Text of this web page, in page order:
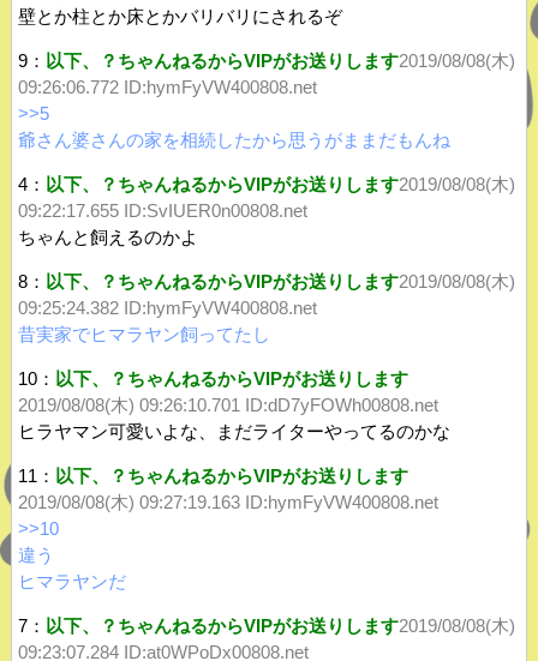
壁とか柱とか床とかバリバリにされるぞ
9： 以下、？ちゃんねるからVIPがお送りします2019/08/08(木)
09:26:06.772 ID:hymFyVW400808.net
>>5
爺さん婆さんの家を相続したから思うがままだもんね
4： 以下、？ちゃんねるからVIPがお送りします2019/08/08(木)
09:22:17.655 ID:SvIUER0n00808.net
ちゃんと飼えるのかよ
8： 以下、？ちゃんねるからVIPがお送りします2019/08/08(木)
09:25:24.382 ID:hymFyVW400808.net
昔実家でヒマラヤン飼ってたし
10： 以下、？ちゃんねるからVIPがお送りします
2019/08/08(木) 09:26:10.701 ID:dD7yFOWh00808.net
ヒラヤマン可愛いよな、まだライターやってるのかな
11： 以下、？ちゃんねるからVIPがお送りします
2019/08/08(木) 09:27:19.163 ID:hymFyVW400808.net
>>10
違う
ヒマラヤンだ
7： 以下、？ちゃんねるからVIPがお送りします2019/08/08(木)
09:23:07.284 ID:at0WPoDx00808.net